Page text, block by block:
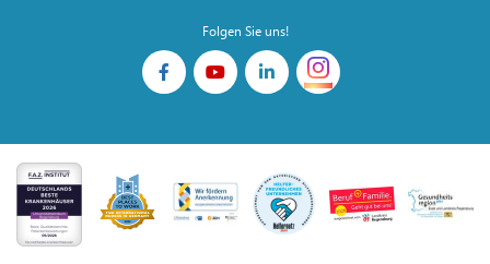
Folgen Sie uns!